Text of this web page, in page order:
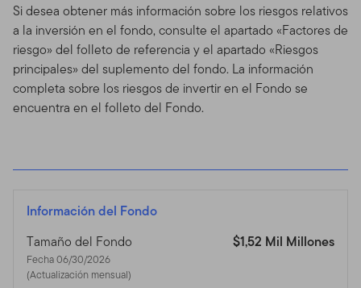
Si desea obtener más información sobre los riesgos relativos
a la inversión en el fondo, consulte el apartado «Factores de
riesgo» del folleto de referencia y el apartado «Riesgos
principales» del suplemento del fondo. La información
completa sobre los riesgos de invertir en el Fondo se
encuentra en el folleto del Fondo.
Información del Fondo
Tamaño del Fondo
Fecha 06/30/2026
(Actualización mensual)
$1,52 Mil Millones